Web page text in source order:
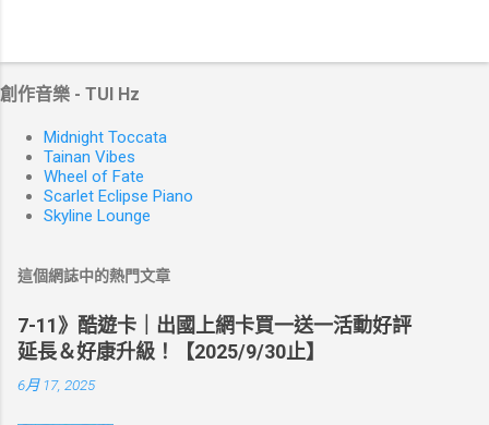
創作音樂 - TUI Hz
Midnight Toccata
Tainan Vibes
Wheel of Fate
Scarlet Eclipse Piano
Skyline Lounge
這個網誌中的熱門文章
7-11》酷遊卡｜出國上網卡買一送一活動好評
延長＆好康升級！【2025/9/30止】
6月 17, 2025